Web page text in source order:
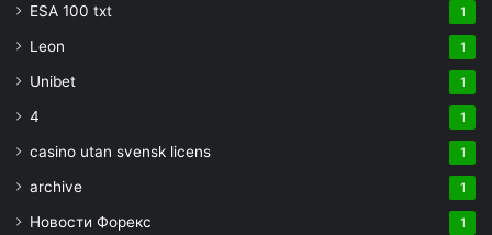
ESA 100 txt 1
Leon 1
Unibet 1
4 1
casino utan svensk licens 1
archive 1
Новости Форекс 1